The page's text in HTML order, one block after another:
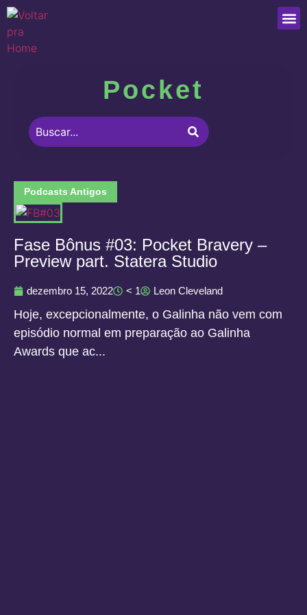
Pocket
Podcasts Antigos
Fase Bônus #03: Pocket Bravery –
Preview part. Statera Studio
dezembro 15, 2022 < 1 Leon Cleveland
Hoje, excepcionalmente, o Galinha não vem com
episódio normal em preparação ao Galinha
Awards que ac...